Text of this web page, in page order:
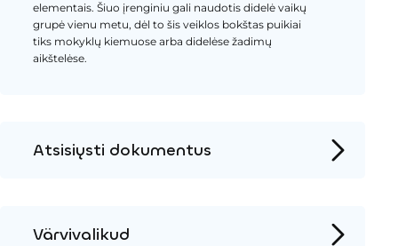
elementais. Šiuo įrenginiu gali naudotis didelė vaikų
grupė vienu metu, dėl to šis veiklos bokštas puikiai
tiks mokyklų kiemuose arba didelėse žadimų
aikštelėse.
Atsisiųsti dokumentus
Värvivalikud